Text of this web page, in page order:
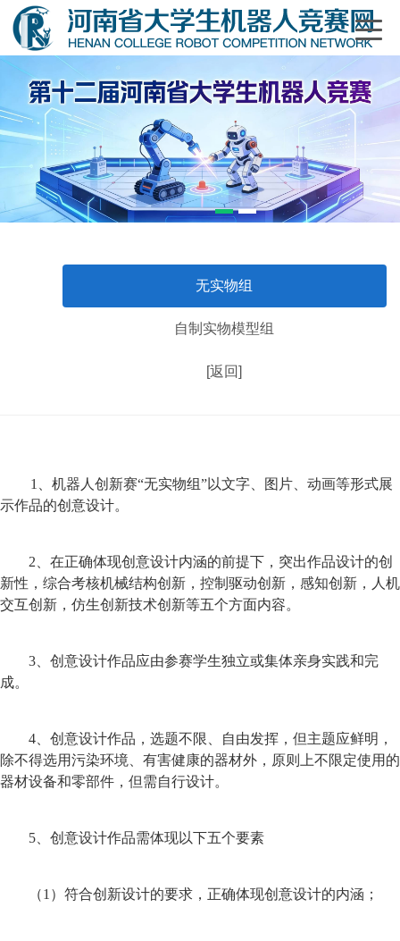
1 2
无实物组
自制实物模型组
[返回]
1、机器人创新赛“无实物组”以文字、图片、动画等形式展
示作品的创意设计。
2、在正确体现创意设计内涵的前提下，突出作品设计的创
新性，综合考核机械结构创新，控制驱动创新，感知创新，人机
交互创新，仿生创新技术创新等五个方面内容。
3、创意设计作品应由参赛学生独立或集体亲身实践和完
成。
4、创意设计作品，选题不限、自由发挥，但主题应鲜明，
除不得选用污染环境、有害健康的器材外，原则上不限定使用的
器材设备和零部件，但需自行设计。
5、创意设计作品需体现以下五个要素
（1）符合创新设计的要求，正确体现创意设计的内涵；